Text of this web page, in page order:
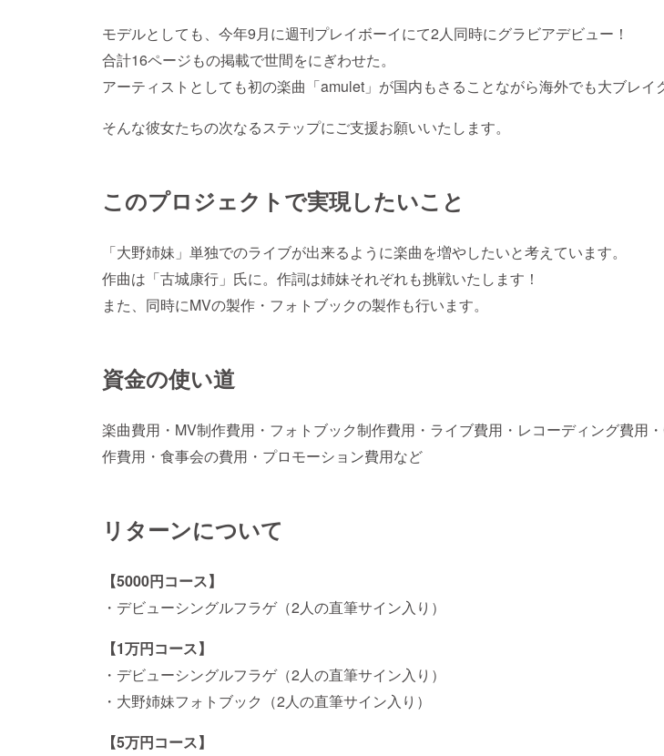
モデルとしても、今年9月に週刊プレイボーイにて2人同時にグラビアデビュー！
合計16ページもの掲載で世間をにぎわせた。
アーティストとしても初の楽曲「amulet」が国内もさることながら海外でも大ブレイ
そんな彼女たちの次なるステップにご支援お願いいたします。
このプロジェクトで実現したいこと
「大野姉妹」単独でのライブが出来るように楽曲を増やしたいと考えています。
作曲は「古城康行」氏に。作詞は姉妹それぞれも挑戦いたします！
また、同時にMVの製作・フォトブックの製作も行います。
資金の使い道
楽曲費用・MV制作費用・フォトブック制作費用・ライブ費用・レコーディング費用
作費用・食事会の費用・プロモーション費用など
リターンについて
【5000円コース】
・デビューシングルフラゲ（2人の直筆サイン入り）
【1万円コース】
・デビューシングルフラゲ（2人の直筆サイン入り）
・大野姉妹フォトブック（2人の直筆サイン入り）
【5万円コース】